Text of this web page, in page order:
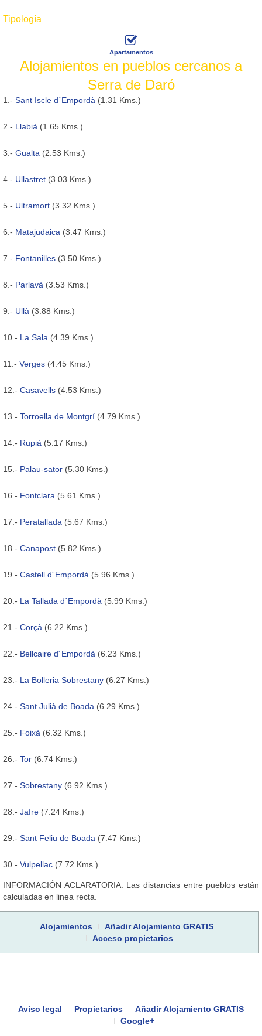
Tipología
Apartamentos
Alojamientos en pueblos cercanos a
Serra de Daró
1.- Sant Iscle d´Empordà (1.31 Kms.)
2.- Llabià (1.65 Kms.)
3.- Gualta (2.53 Kms.)
4.- Ullastret (3.03 Kms.)
5.- Ultramort (3.32 Kms.)
6.- Matajudaica (3.47 Kms.)
7.- Fontanilles (3.50 Kms.)
8.- Parlavà (3.53 Kms.)
9.- Ullà (3.88 Kms.)
10.- La Sala (4.39 Kms.)
11.- Verges (4.45 Kms.)
12.- Casavells (4.53 Kms.)
13.- Torroella de Montgrí (4.79 Kms.)
14.- Rupià (5.17 Kms.)
15.- Palau-sator (5.30 Kms.)
16.- Fontclara (5.61 Kms.)
17.- Peratallada (5.67 Kms.)
18.- Canapost (5.82 Kms.)
19.- Castell d´Empordà (5.96 Kms.)
20.- La Tallada d´Empordà (5.99 Kms.)
21.- Corçà (6.22 Kms.)
22.- Bellcaire d´Empordà (6.23 Kms.)
23.- La Bolleria Sobrestany (6.27 Kms.)
24.- Sant Julià de Boada (6.29 Kms.)
25.- Foixà (6.32 Kms.)
26.- Tor (6.74 Kms.)
27.- Sobrestany (6.92 Kms.)
28.- Jafre (7.24 Kms.)
29.- Sant Feliu de Boada (7.47 Kms.)
30.- Vulpellac (7.72 Kms.)
INFORMACIÓN ACLARATORIA: Las distancias entre pueblos están
calculadas en linea recta.
Alojamientos
Añadir Alojamiento GRATIS
Acceso propietarios
Aviso legal Propietarios
Añadir Alojamiento GRATIS
Google+